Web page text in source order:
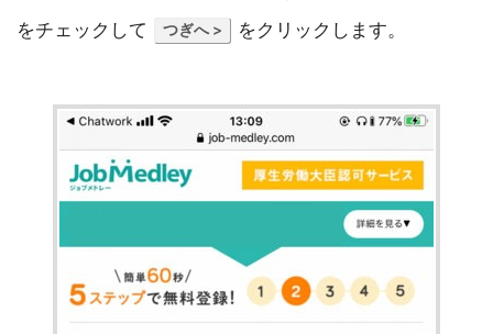
をチェックして
つぎへ > をクリックします。